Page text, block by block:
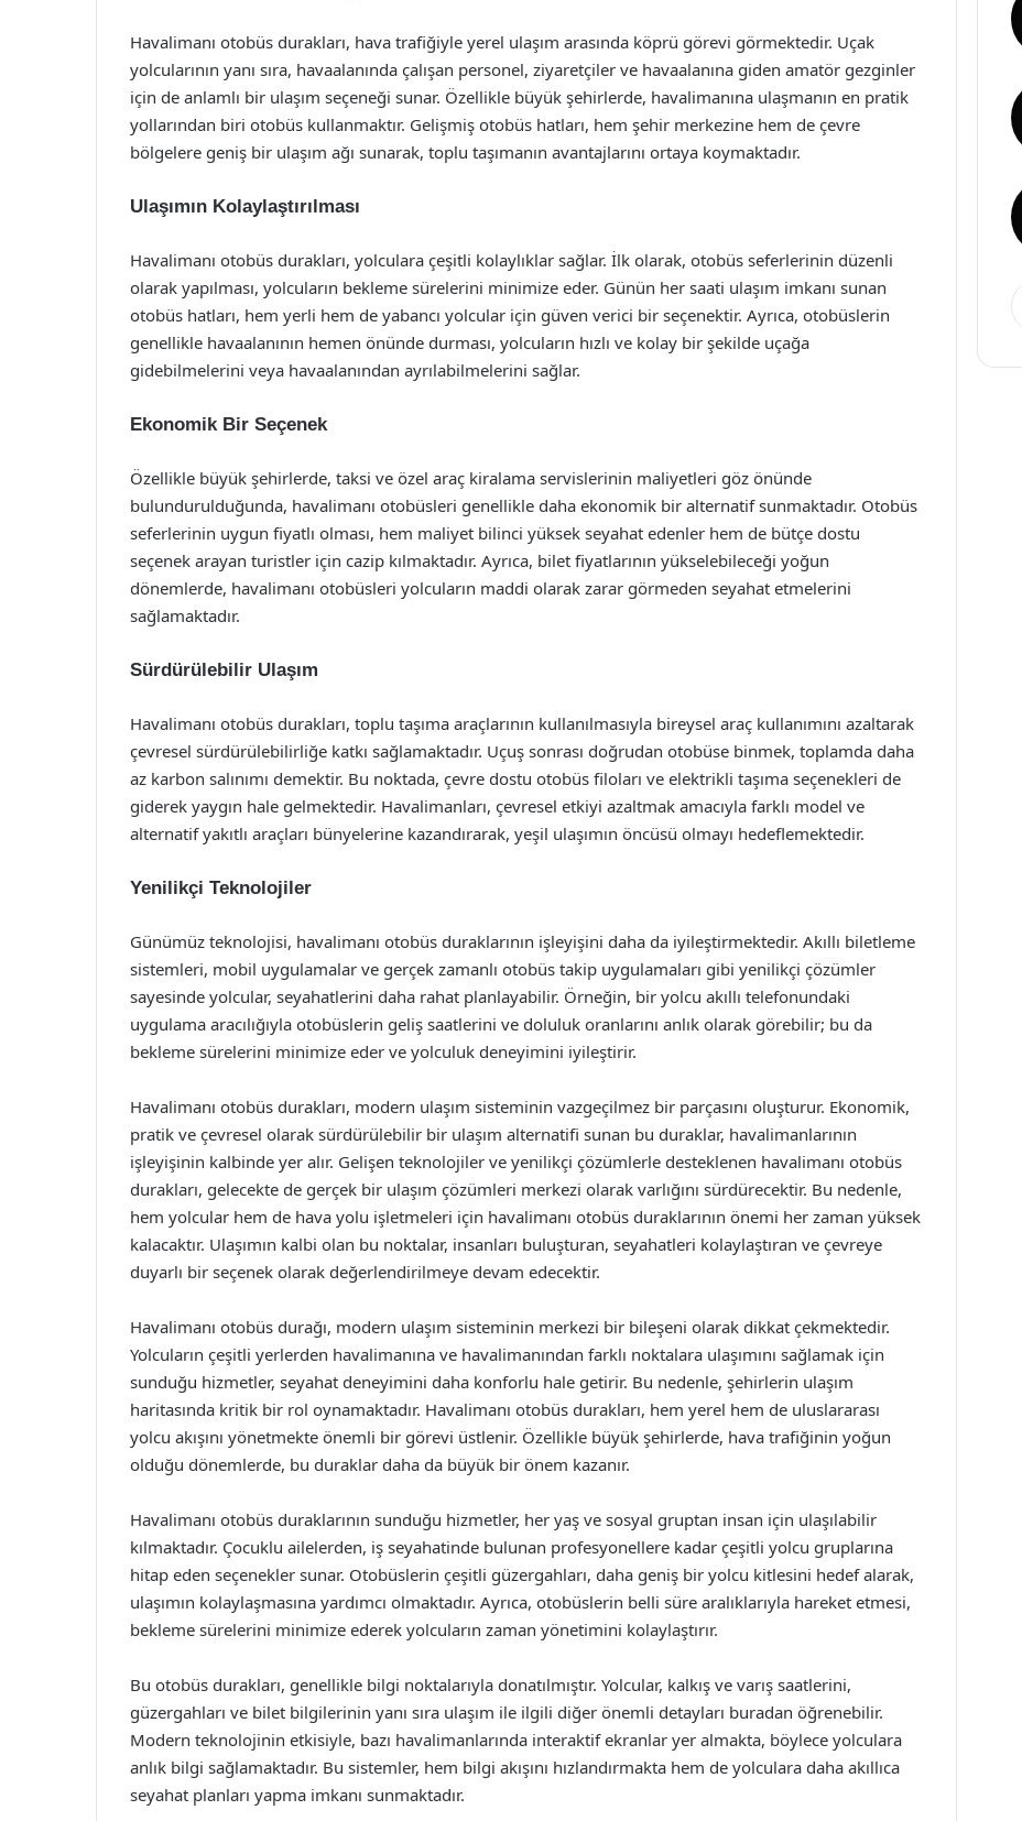
Havalimanı otobüs durakları, hava trafiğiyle yerel ulaşım arasında köprü görevi görmektedir. Uçak
yolcularının yanı sıra, havaalanında çalışan personel, ziyaretçiler ve havaalanına giden amatör gezginler
için de anlamlı bir ulaşım seçeneği sunar. Özellikle büyük şehirlerde, havalimanına ulaşmanın en pratik
yollarından biri otobüs kullanmaktır. Gelişmiş otobüs hatları, hem şehir merkezine hem de çevre
bölgelere geniş bir ulaşım ağı sunarak, toplu taşımanın avantajlarını ortaya koymaktadır.
Ulaşımın Kolaylaştırılması
Havalimanı otobüs durakları, yolculara çeşitli kolaylıklar sağlar. İlk olarak, otobüs seferlerinin düzenli
olarak yapılması, yolcuların bekleme sürelerini minimize eder. Günün her saati ulaşım imkanı sunan
otobüs hatları, hem yerli hem de yabancı yolcular için güven verici bir seçenektir. Ayrıca, otobüslerin
genellikle havaalanının hemen önünde durması, yolcuların hızlı ve kolay bir şekilde uçağa
gidebilmelerini veya havaalanından ayrılabilmelerini sağlar.
Ekonomik Bir Seçenek
Özellikle büyük şehirlerde, taksi ve özel araç kiralama servislerinin maliyetleri göz önünde
bulundurulduğunda, havalimanı otobüsleri genellikle daha ekonomik bir alternatif sunmaktadır. Otobüs
seferlerinin uygun fiyatlı olması, hem maliyet bilinci yüksek seyahat edenler hem de bütçe dostu
seçenek arayan turistler için cazip kılmaktadır. Ayrıca, bilet fiyatlarının yükselebileceği yoğun
dönemlerde, havalimanı otobüsleri yolcuların maddi olarak zarar görmeden seyahat etmelerini
sağlamaktadır.
Sürdürülebilir Ulaşım
Havalimanı otobüs durakları, toplu taşıma araçlarının kullanılmasıyla bireysel araç kullanımını azaltarak
çevresel sürdürülebilirliğe katkı sağlamaktadır. Uçuş sonrası doğrudan otobüse binmek, toplamda daha
az karbon salınımı demektir. Bu noktada, çevre dostu otobüs filoları ve elektrikli taşıma seçenekleri de
giderek yaygın hale gelmektedir. Havalimanları, çevresel etkiyi azaltmak amacıyla farklı model ve
alternatif yakıtlı araçları bünyelerine kazandırarak, yeşil ulaşımın öncüsü olmayı hedeflemektedir.
Yenilikçi Teknolojiler
Günümüz teknolojisi, havalimanı otobüs duraklarının işleyişini daha da iyileştirmektedir. Akıllı biletleme
sistemleri, mobil uygulamalar ve gerçek zamanlı otobüs takip uygulamaları gibi yenilikçi çözümler
sayesinde yolcular, seyahatlerini daha rahat planlayabilir. Örneğin, bir yolcu akıllı telefonundaki
uygulama aracılığıyla otobüslerin geliş saatlerini ve doluluk oranlarını anlık olarak görebilir; bu da
bekleme sürelerini minimize eder ve yolculuk deneyimini iyileştirir.
Havalimanı otobüs durakları, modern ulaşım sisteminin vazgeçilmez bir parçasını oluşturur. Ekonomik,
pratik ve çevresel olarak sürdürülebilir bir ulaşım alternatifi sunan bu duraklar, havalimanlarının
işleyişinin kalbinde yer alır. Gelişen teknolojiler ve yenilikçi çözümlerle desteklenen havalimanı otobüs
durakları, gelecekte de gerçek bir ulaşım çözümleri merkezi olarak varlığını sürdürecektir. Bu nedenle,
hem yolcular hem de hava yolu işletmeleri için havalimanı otobüs duraklarının önemi her zaman yüksek
kalacaktır. Ulaşımın kalbi olan bu noktalar, insanları buluşturan, seyahatleri kolaylaştıran ve çevreye
duyarlı bir seçenek olarak değerlendirilmeye devam edecektir.
Havalimanı otobüs durağı, modern ulaşım sisteminin merkezi bir bileşeni olarak dikkat çekmektedir.
Yolcuların çeşitli yerlerden havalimanına ve havalimanından farklı noktalara ulaşımını sağlamak için
sunduğu hizmetler, seyahat deneyimini daha konforlu hale getirir. Bu nedenle, şehirlerin ulaşım
haritasında kritik bir rol oynamaktadır. Havalimanı otobüs durakları, hem yerel hem de uluslararası
yolcu akışını yönetmekte önemli bir görevi üstlenir. Özellikle büyük şehirlerde, hava trafiğinin yoğun
olduğu dönemlerde, bu duraklar daha da büyük bir önem kazanır.
Havalimanı otobüs duraklarının sunduğu hizmetler, her yaş ve sosyal gruptan insan için ulaşılabilir
kılmaktadır. Çocuklu ailelerden, iş seyahatinde bulunan profesyonellere kadar çeşitli yolcu gruplarına
hitap eden seçenekler sunar. Otobüslerin çeşitli güzergahları, daha geniş bir yolcu kitlesini hedef alarak,
ulaşımın kolaylaşmasına yardımcı olmaktadır. Ayrıca, otobüslerin belli süre aralıklarıyla hareket etmesi,
bekleme sürelerini minimize ederek yolcuların zaman yönetimini kolaylaştırır.
Bu otobüs durakları, genellikle bilgi noktalarıyla donatılmıştır. Yolcular, kalkış ve varış saatlerini,
güzergahları ve bilet bilgilerinin yanı sıra ulaşım ile ilgili diğer önemli detayları buradan öğrenebilir.
Modern teknolojinin etkisiyle, bazı havalimanlarında interaktif ekranlar yer almakta, böylece yolculara
anlık bilgi sağlamaktadır. Bu sistemler, hem bilgi akışını hızlandırmakta hem de yolculara daha akıllıca
seyahat planları yapma imkanı sunmaktadır.